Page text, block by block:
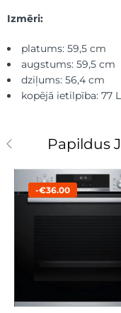
Izmēri:
platums: 59,5 cm
augstums: 59,5 cm
dziļums: 56,4 cm
kopējā ietilpība: 77 L
Papildus
-€36.00